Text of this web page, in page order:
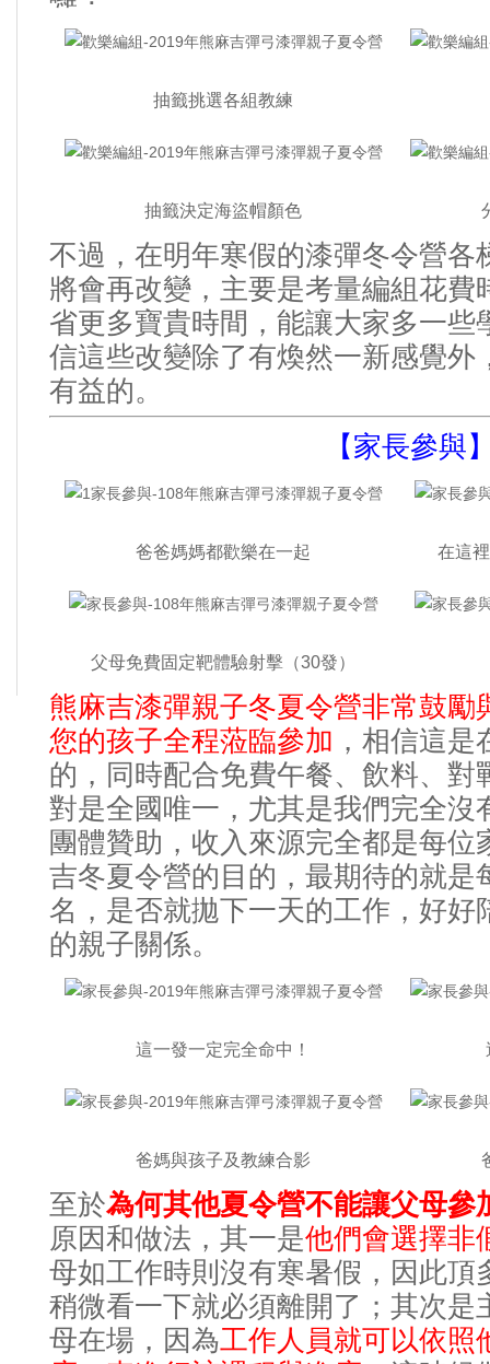
抽籤挑選各組教練
抽籤決定海盜帽顏色
不過 ， 在明年寒假的漆彈冬令營各
將會再改變 ， 主要是考量編組花費
省更多寶貴時間 ， 能讓大家多一些
信這些改變除了有煥然一新感覺外
有益的。
【家長參與
爸爸媽媽都歡樂在一起 在這
父母免費固定靶體驗射擊（30發）
熊麻吉漆彈親子冬夏令營非常鼓勵
您的孩子全程蒞臨參加 ， 相信這是
的 ， 同時配合免費午餐、 飲料、 對
對是全國唯一 ， 尤其是我們完全沒
團體贊助，收入來源完全都是每位
吉冬夏令營的目的，最期待的就是
名，是否就拋下一天的工作，好好
的親子關係。
這一發一定完全命中！
爸媽與孩子及教練合影
至於為何其他夏令營不能讓父母參
原因和做法 ， 其一是他們會選擇非
母如工作時則沒有寒暑假 ， 因此頂
稍微看一下就必須離開了 ；其次
母在場，因為工作人員就可以依照